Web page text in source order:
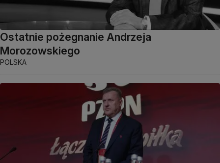
Ostatnie pożegnanie Andrzeja
Morozowskiego
POLSKA